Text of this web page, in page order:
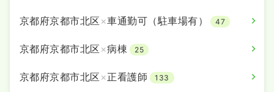
京都府京都市北区 ×車通勤可（駐車場有） 47
京都府京都市北区 ×病棟 25
京都府京都市北区 ×正看護師 133